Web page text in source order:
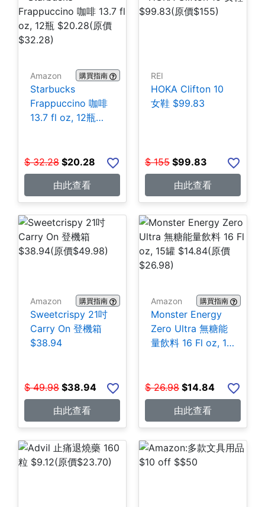
Amazon 購買指南
Starbucks
Frappuccino 咖啡
13.7 fl oz, 12瓶
$ 32.28 $20.28
由此查看
REI
HOKA Clifton 10
女鞋 $99.83
$ 155 $99.83
由此查看
Amazon 購買指南
Sweetcrispy 21吋
Carry On 登機箱
$38.94
$ 49.98 $38.94
由此查看
Amazon 購買指南
Monster Energy
Zero Ultra 無糖能
量飲料 16 Fl oz, 15
$ 26.98 $14.84
由此查看